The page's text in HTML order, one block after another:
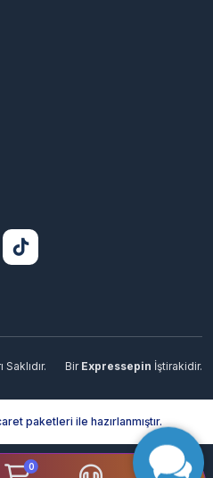
0
Saklıdır. Bir Expressepin İştirakidir.
paketleri ile hazırlanmıştır.